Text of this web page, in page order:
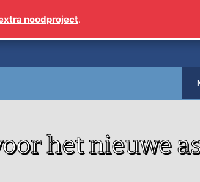
het nieuwe
noodproject.